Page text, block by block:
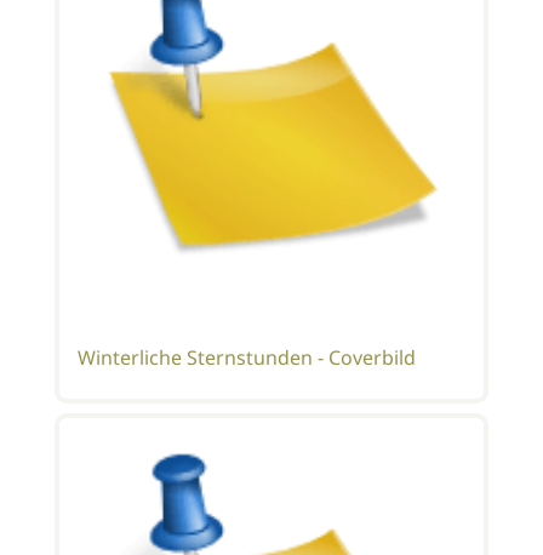
Winterliche Sternstunden - Coverbild